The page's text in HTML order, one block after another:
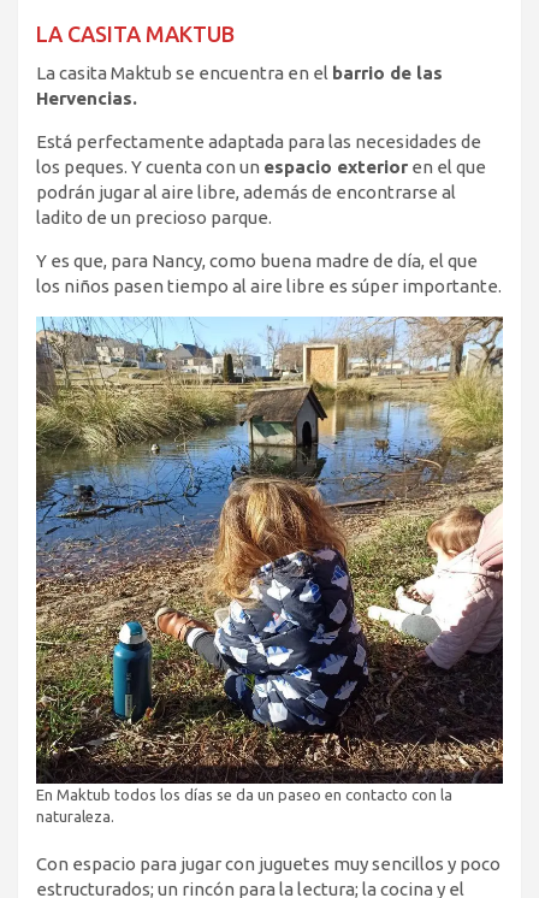
LA CASITA MAKTUB
La casita Maktub se encuentra en el barrio de las
Hervencias.
Está perfectamente adaptada para las necesidades de
los peques. Y cuenta con un espacio exterior en el que
podrán jugar al aire libre, además de encontrarse al
ladito de un precioso parque.
Y es que, para Nancy, como buena madre de día, el que
los niños pasen tiempo al aire libre es súper importante.
En Maktub todos los días se da un paseo en contacto con la
naturaleza.
Con espacio para jugar con juguetes muy sencillos y poco
estructurados; un rincón para la lectura; la cocina y el